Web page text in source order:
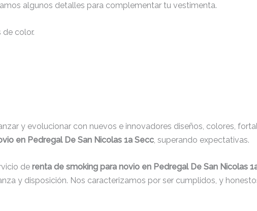
algunos detalles para complementar tu vestimenta.
color.
y evolucionar con nuevos e innovadores diseños, colores,
en Pedregal De San Nicolas 1a Secc, superando expectativas.
de renta de smoking para novio en Pedregal De San Nicolas
y disposición. Nos caracterizamos por ser cumplidos, y